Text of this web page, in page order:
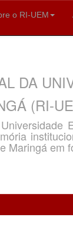
o RI-UEM
DA
(RI-
Maringá em